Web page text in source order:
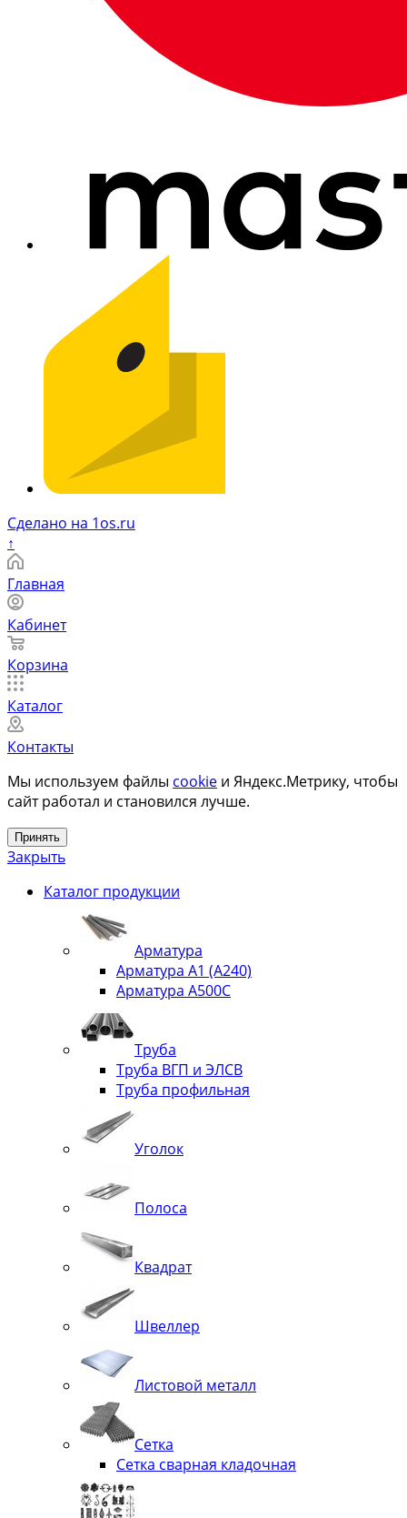
Сделано на 1os.ru
↑
Главная
Кабинет
Корзина
Каталог
Контакты
Мы используем файлы cookie и Яндекс.Метрику, чтобы
сайт работал и становился лучше.
Принять
Закрыть
Каталог продукции
Арматура
Арматура А1 (А240)
Арматура А500С
Труба
Труба ВГП и ЭЛСВ
Труба профильная
Уголок
Полоса
Квадрат
Швеллер
Листовой металл
Сетка
Сетка сварная кладочная